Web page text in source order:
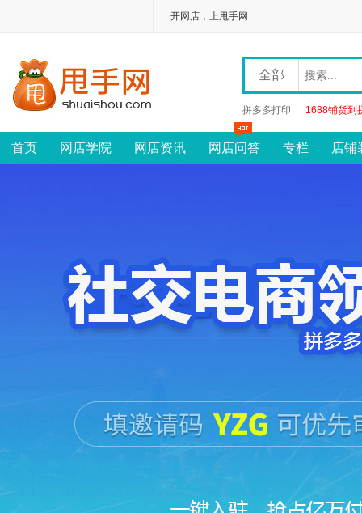
开网店，上甩手网
全部
拼多多打印 1688铺货到
首页 网店学院 网店资讯 网店问答 专栏 店铺